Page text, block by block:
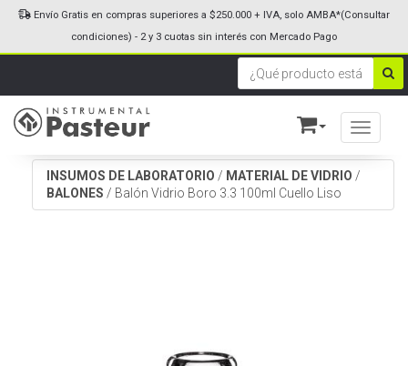
Toggle
Envío Gratis en compras superiores a $250.000 + IVA, solo AMBA*(Consultar
condiciones) - 2 y 3 cuotas sin interés con Mercado Pago
INSUMOS DE LABORATORIO / MATERIAL DE VIDRIO /
BALONES / Balón Vidrio Boro 3.3 100ml Cuello Liso